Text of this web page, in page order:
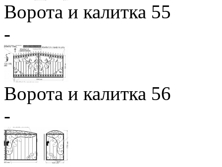
Ворота и калитка 55
-
Ворота и калитка 56
-